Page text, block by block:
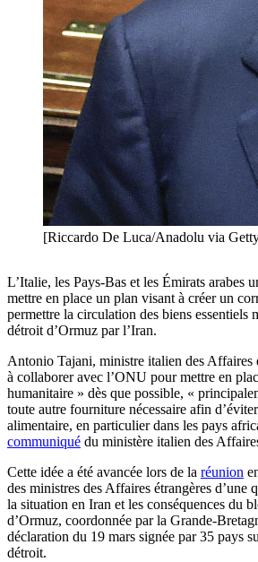
[Riccardo De Luca/Anadolu via
L’Italie, les Pays-Bas et les Émirats arabes
mettre en place un plan visant à créer un
permettre la circulation des biens essentiels
détroit d’Ormuz par l’Iran.
Antonio Tajani, ministre italien des Affaires
à collaborer avec l’ONU pour mettre en
humanitaire » dès que possible, «
toute autre fourniture nécessaire afin
alimentaire, en particulier dans les pays
communiqué du ministère italien des
Cette idée a été avancée lors de la réunion
des ministres des Affaires étrangères d’une
la situation en Iran et les conséquences du
d’Ormuz, coordonnée par la Grande-
déclaration du 19 mars signée par 35 pays
détroit.